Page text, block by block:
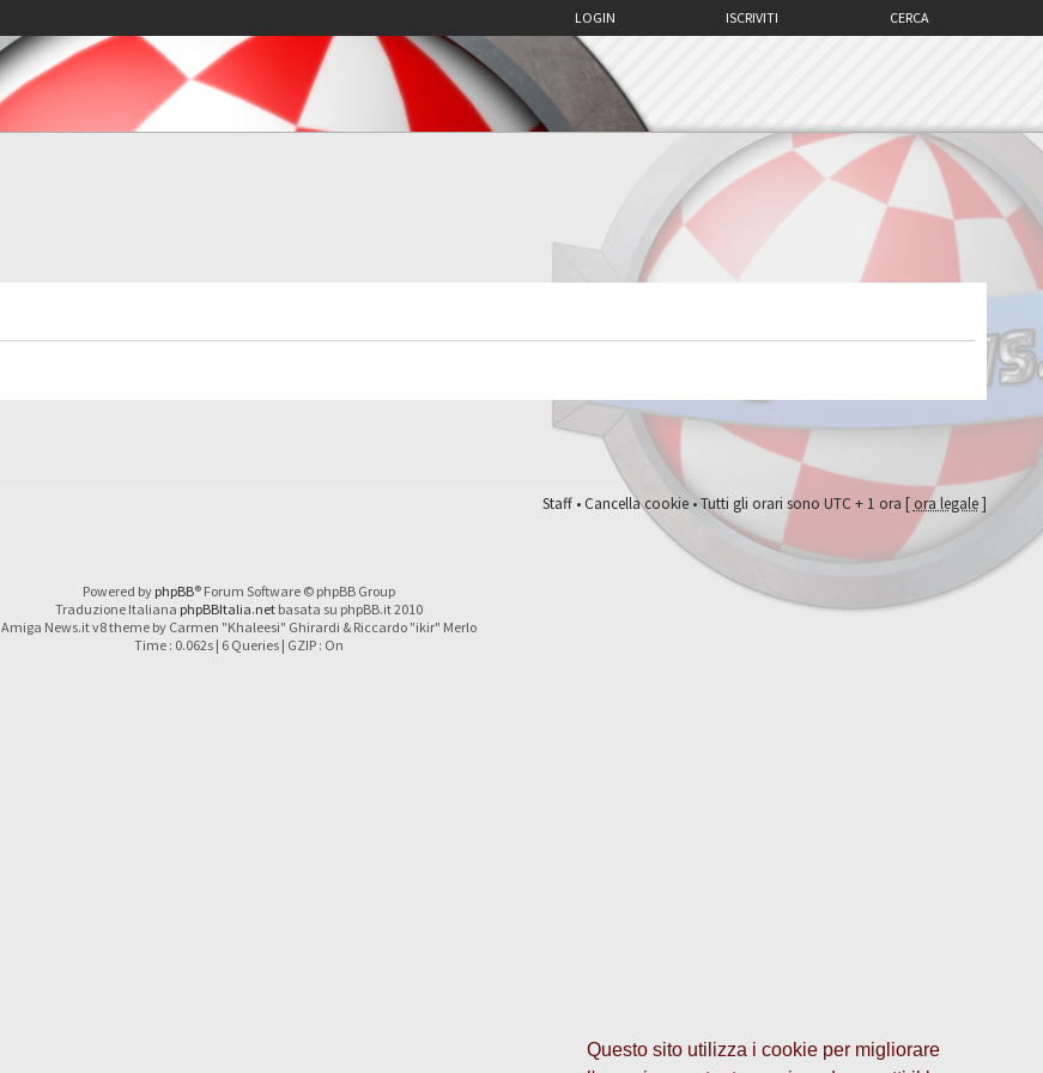
Questo sito utilizza i cookie per migliorare
CERCA
ISCRIVITI
LOGIN
Staff•Cancella cookie• Tutti gli orari sono UTC + 1 ora [ ora legale]
Powered by phpBB® Forum Software © phpBB Group
Traduzione Italiana phpBBItalia.netbasata su phpBB.it 2010
Amiga News.it v8 theme by Carmen "Khaleesi" Ghirardi & Riccardo "ikir" Merlo
Time : 0.062s | 6 Queries | GZIP : On